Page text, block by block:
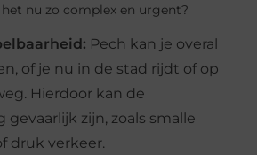
nu zo complex en urgent?
Pech kan je overal
of je nu in de stad rijdt of op
Hierdoor kan de
gevaarlijk zijn, zoals smalle
druk verkeer.